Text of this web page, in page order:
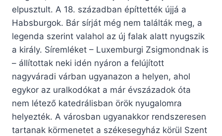
elpusztult. A 18. században építtették újjá a
Habsburgok. Bár sírját még nem találták meg, a
legenda szerint valahol az új falak alatt nyugszik
a király. Síremléket – Luxemburgi Zsigmondnak is
– állítottak neki idén nyáron a felújított
nagyváradi várban ugyanazon a helyen, ahol
egykor az uralkodókat a már évszázadok óta
nem létező katedrálisban örök nyugalomra
helyezték. A városban ugyanakkor rendszeresen
tartanak körmenetet a székesegyház körül Szent